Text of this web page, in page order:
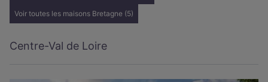
Voir toutes les maisons Bretagne (5)
Centre-Val de Loire